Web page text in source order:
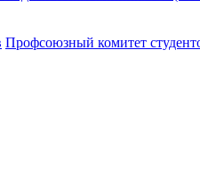
Профсоюзный комитет